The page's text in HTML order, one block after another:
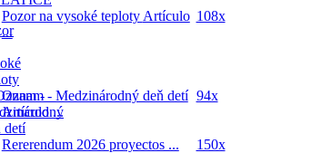
Pozor na vysoké teploty Artículo
...
108x
Oznam - Medzinárodný deň detí
Artículo ...
94x
Rererendum 2026 proyectos ... 150x